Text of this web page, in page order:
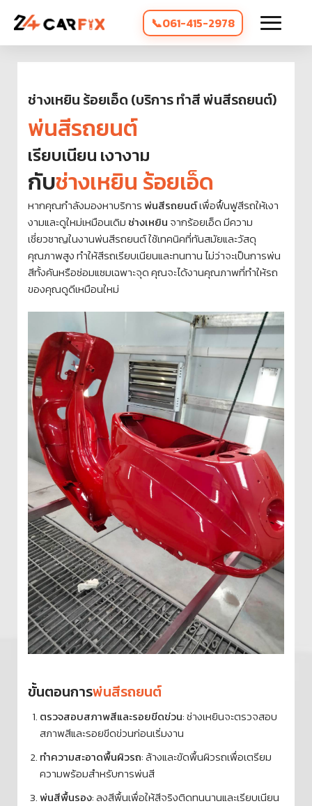
061-415-2978
ช่างเหยิน ร้อยเอ็ด (บริการ ทำสี พ่นสีรถยนต์)
พ่นสีรถยนต์
เรียบเนียน เงางาม
กับช่างเหยิน ร้อยเอ็ด
หากคุณกำลังมองหาบริการพ่นสีรถยนต์เพื่อฟื้นฟูสีรถให้เงา
งามและดูใหม่เหมือนเดิม ช่างเหยิน จากร้อยเอ็ด มีความ
เชี่ยวชาญในงานพ่นสีรถยนต์ ใช้เทคนิคที่ทันสมัยและวัสดุ
คุณภาพสูง ทำให้สีรถเรียบเนียนและทนทาน ไม่ว่าจะเป็นการพ่น
สีทั้งคันหรือซ่อมแซมเฉพาะจุด คุณจะได้งานคุณภาพที่ทำให้รถ
ของคุณดูดีเหมือนใหม่
ขั้นตอนการพ่นสีรถยนต์
ตรวจสอบสภาพสีและรอยขีดข่วน: ช่างเหยินจะตรวจสอบ
สภาพสีและรอยขีดข่วนก่อนเริ่มงาน
ทำความสะอาดพื้นผิวรถ: ล้างและขัดพื้นผิวรถเพื่อเตรียม
ความพร้อมสำหรับการพ่นสี
พ่นสีพื้นรอง: ลงสีพื้นเพื่อให้สีจริงติดทนนานและเรียบเนียน